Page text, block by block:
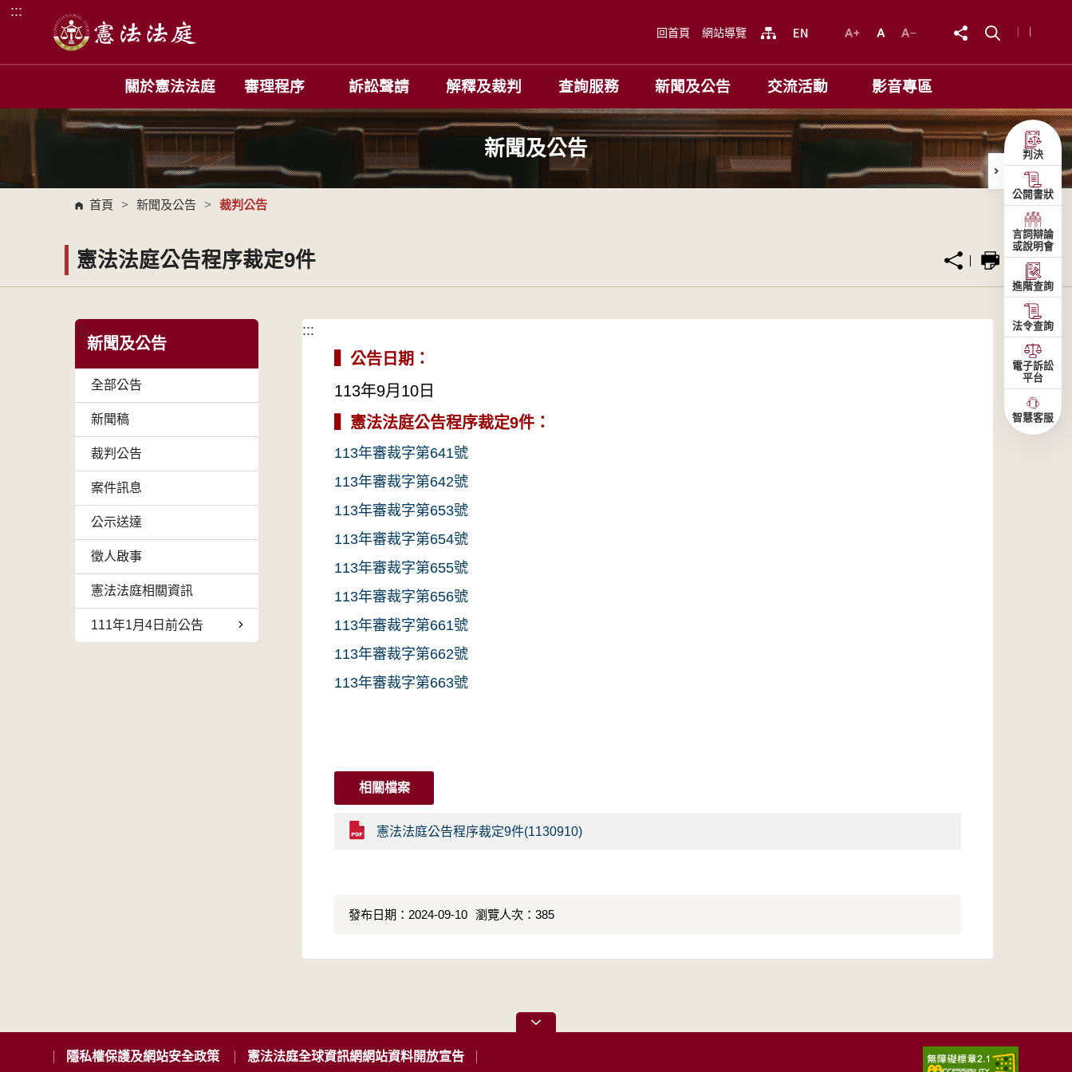
跳到主要內容區塊
:::
回首頁 網站導覽
關於憲法法庭 審理程序 訴訟聲請 解釋及裁判 查詢服務 新聞及公告 交流活動 影音專區
新聞及公告
首頁 > 新聞及公告 > 裁判公告
憲法法庭公告程序裁定9件
:::
新聞及公告
全部公告
新聞稿
裁判公告
案件訊息
公示送達
徵人啟事
憲法法庭相關資訊
111年1月4日前公告
:::
▍公告日期：
113年9月10日
憲法法庭公告程序裁定9件：
113年審裁字第641號
113年審裁字第642號
113年審裁字第653號
113年審裁字第654號
113年審裁字第655號
113年審裁字第656號
113年審裁字第661號
113年審裁字第662號
113年審裁字第663號
相關檔案
憲法法庭公告程序裁定9件(1130910)
發布日期：2024-09-10 瀏覽人次：385
隱私權保護及網站安全政策 憲法法庭全球資訊網網站資料開放宣告
判決
公開書狀
言詞辯論
或說明會
進階查詢
法令查詢
電子訴訟
平台
智慧客服